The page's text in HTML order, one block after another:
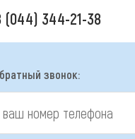
(044) 344-21-38
звонок: